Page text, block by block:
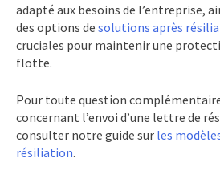
adapté aux besoins de l’entreprise,
des options de solutions après
cruciales pour maintenir une
flotte.
Pour toute question
concernant l’envoi d’une lettre de
consulter notre guide sur les
résiliation.